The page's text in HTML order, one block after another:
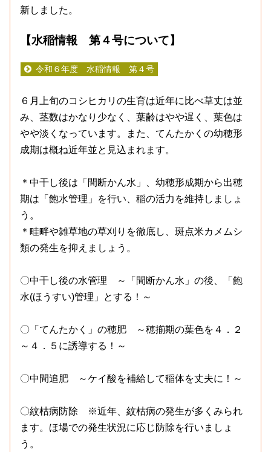
新しました。
【水稲情報 第４号について】
令和６年度 水稲情報 第４号
６月上旬のコシヒカリの生育は近年に比べ草丈は並
み、茎数はかなり少なく、葉齢はやや遅く、葉色は
やや淡くなっています。また、てんたかくの幼穂形
成期は概ね近年並と見込まれます。
＊中干し後は「間断かん水」、幼穂形成期から出穂
期は「飽水管理」を行い、稲の活力を維持しましょ
う。
＊畦畔や雑草地の草刈りを徹底し、斑点米カメムシ
類の発生を抑えましょう。
〇中干し後の水管理 ～「間断かん水」の後、「飽
水(ほうすい)管理」とする！～
〇「てんたかく」の穂肥 ～穂揃期の葉色を４．２
～４．５に誘導する！～
〇中間追肥 ～ケイ酸を補給して稲体を丈夫に！～
〇紋枯病防除 ※近年、紋枯病の発生が多くみられ
ます。ほ場での発生状況に応じ防除を行いましょ
う。